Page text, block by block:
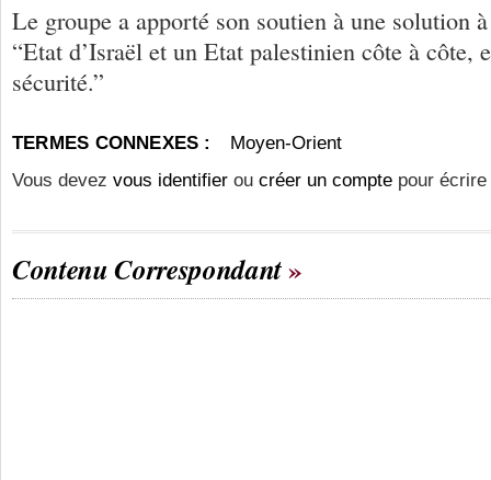
Le groupe a apporté son soutien à une solution
“Etat d’Israël et un Etat palestinien côte à côte,
sécurité.”
TERMES CONNEXES :
Moyen-Orient
Vous devez vous identifier ou créer un compte pour
Contenu Correspondant